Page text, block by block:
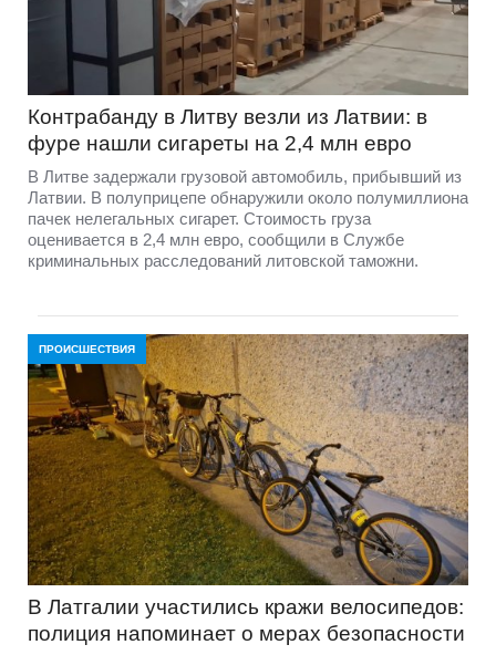
Контрабанду в Литву везли из Латвии: в
фуре нашли сигареты на 2,4 млн евро
В Литве задержали грузовой автомобиль, прибывший из
Латвии. В полуприцепе обнаружили около полумиллиона
пачек нелегальных сигарет. Стоимость груза
оценивается в 2,4 млн евро, сообщили в Службе
криминальных расследований литовской таможни.
ПРОИСШЕСТВИЯ
В Латгалии участились кражи велосипедов:
полиция напоминает о мерах безопасности